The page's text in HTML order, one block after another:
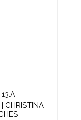
CHRISTINA